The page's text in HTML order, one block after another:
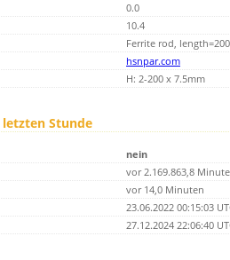
0.0
10.4
Ferrite rod,
hsnpar.com
H: 2-200 x 7.5mm
Stunde
nein
vor 2.169.863,8
vor 14,0 Minuten
23.06.2022 00:15:03
27.12.2024 22:06:40